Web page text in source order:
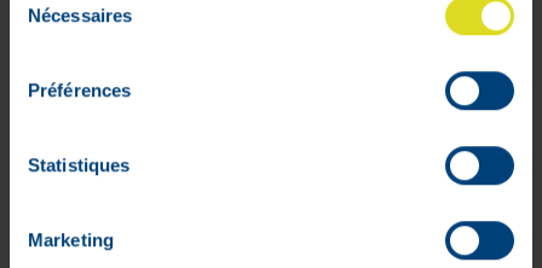
Nécessaires
Préférences
Statistiques
Marketing